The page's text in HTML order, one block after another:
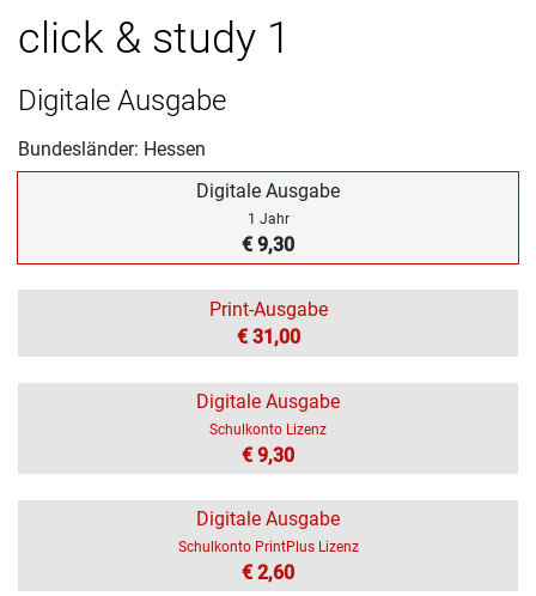
click & study 1
Digitale Ausgabe
Bundesländer: Hessen
Digitale Ausgabe
1 Jahr
€ 9,30
Print-Ausgabe
€ 31,00
Digitale Ausgabe
Schulkonto Lizenz
€ 9,30
Digitale Ausgabe
Schulkonto PrintPlus Lizenz
€ 2,60